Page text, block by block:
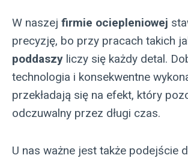
W naszej firmie ociepleniowej
precyzję, bo przy pracach takich
poddaszy liczy się każdy detal.
technologia i konsekwentne
przekładają się na efekt, który
odczuwalny przez długi czas.
U nas ważne jest także podejście